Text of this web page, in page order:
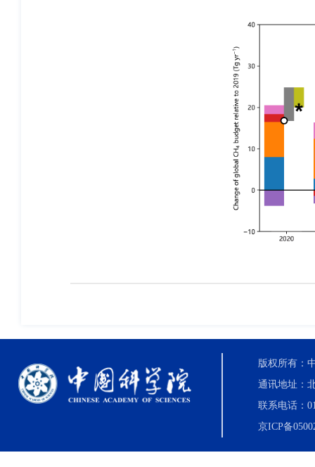
版权所有：
通讯地址：
联系电话：
京ICP备